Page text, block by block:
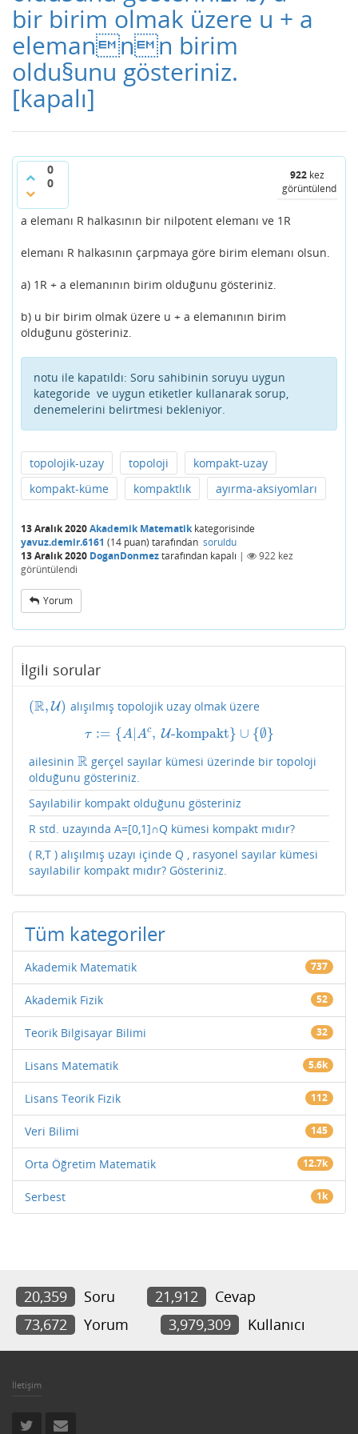
bir birim olmak üzere u + a
elemannn birim
oldu§unu gösteriniz.
[kapalı]
0
0
922 kez
görüntülendi
a elemanı R halkasının bir nilpotent elemanı ve 1R
elemanı R halkasının çarpmaya göre birim elemanı olsun.
a) 1R + a elemanının birim olduğunu gösteriniz.
b) u bir birim olmak üzere u + a elemanının birim
olduğunu gösteriniz.
notu ile kapatıldı: Soru sahibinin soruyu uygun
kategoride ve uygun etiketler kullanarak sorup,
denemelerini belirtmesi bekleniyor.
topolojik-uzay topoloji
kompakt-uzay
kompakt-küme
kompaktlık ayırma-aksiyomları
13 Aralık 2020Akademik Matematikkategorisinde
yavuz.demir.6161 (14 puan) tarafından soruldu
13 Aralık 2020 DoganDonmeztarafından kapalı | 922 kez
görüntülendi
Yorum
İlgili sorular
(R, U)
(R,U) alışılmış topolojik uzay olmak üzere
τ := {A| Ac , U-kompakt} ∪ {∅}
τ :={A |Ac U-kompakt}∪ {∅}
ailesinin R
R gerçel sayılar kümesi üzerinde bir topoloji
olduğunu gösteriniz.
Sayılabilir kompakt olduğunu gösteriniz
R std. uzayında A=[0,1]∩Q kümesi kompakt mıdır?
( R,T ) alışılmış uzayı içinde Q , rasyonel sayılar kümesi
sayılabilir kompakt mıdır? Gösteriniz.
Tüm kategoriler
Akademik Matematik 737
Akademik Fizik 52
Teorik Bilgisayar Bilimi 32
Lisans Matematik 5.6k
Lisans Teorik Fizik 112
Veri Bilimi 145
Orta Öğretim Matematik 12.7k
Serbest 1k
20,359 Soru 21,912
Cevap
73,672
Yorum 3,979,309 Kullanıcı
İletişim